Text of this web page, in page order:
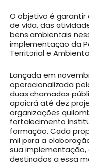
O objetivo é garantir
de vida, das
bens ambientais
implementação da
Territorial e
Lançada em
operacionalizada
duas chamadas
apoiará até dez
organizações
fortalecimento
formação. Cada
mil para a
sua implementação,
destinados a essa